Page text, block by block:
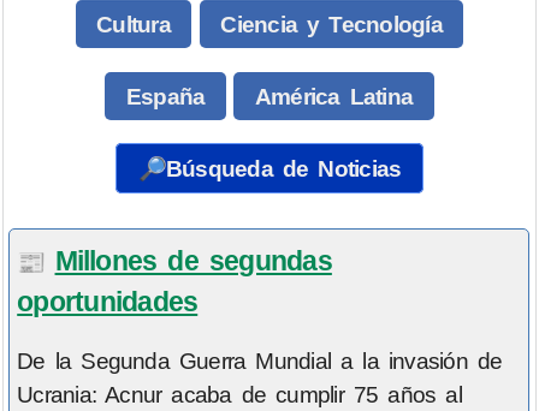
Cultura Ciencia y Tecnología
España América Latina
🔎Búsqueda de Noticias
📰 Millones de segundas
oportunidades
De la Segunda Guerra Mundial a la invasión de
Ucrania: Acnur acaba de cumplir 75 años al